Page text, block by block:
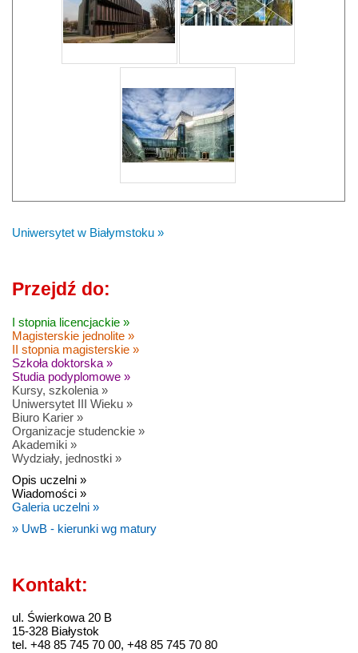
Uniwersytet w Białymstoku »
Przejdź do:
I stopnia licencjackie »
Magisterskie jednolite »
II stopnia magisterskie »
Szkoła doktorska »
Studia podyplomowe »
Kursy, szkolenia »
Uniwersytet III Wieku »
Biuro Karier »
Organizacje studenckie »
Akademiki »
Wydziały, jednostki »
Opis uczelni »
Wiadomości »
Galeria uczelni »
» UwB - kierunki wg matury
Kontakt:
ul. Świerkowa 20 B
15-328 Białystok
tel. +48 85 745 70 00, +48 85 745 70 80